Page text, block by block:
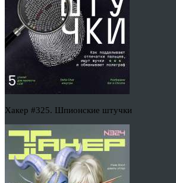
Хакер #325. Шпионские штучки